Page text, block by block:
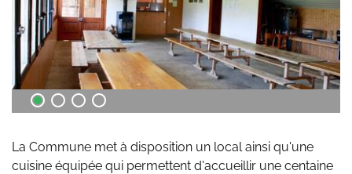
La Commune met à disposition un local ainsi qu'une
cuisine équipée qui permettent d'accueillir une centaine